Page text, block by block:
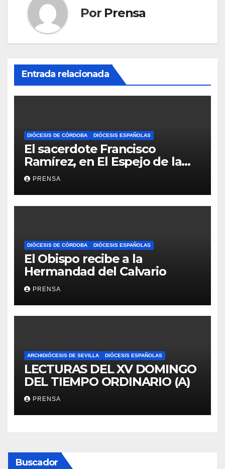
Por Prensa
Entrada relacionada
DIÓCESIS DE CÓRDOBA DIÓCESIS ESPAÑOLAS
El sacerdote Francisco
Ramírez, en El Espejo de la
Iglesia
PRENSA
DIÓCESIS DE CÓRDOBA DIÓCESIS ESPAÑOLAS
El Obispo recibe a la
Hermandad del Calvario
PRENSA
ARCHIDIÓCESIS DE SEVILLA DIÓCESIS ESPAÑOLAS
LECTURAS DEL XV DOMINGO
DEL TIEMPO ORDINARIO (A)
PRENSA
Buscador